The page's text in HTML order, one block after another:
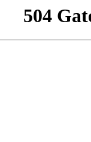
504